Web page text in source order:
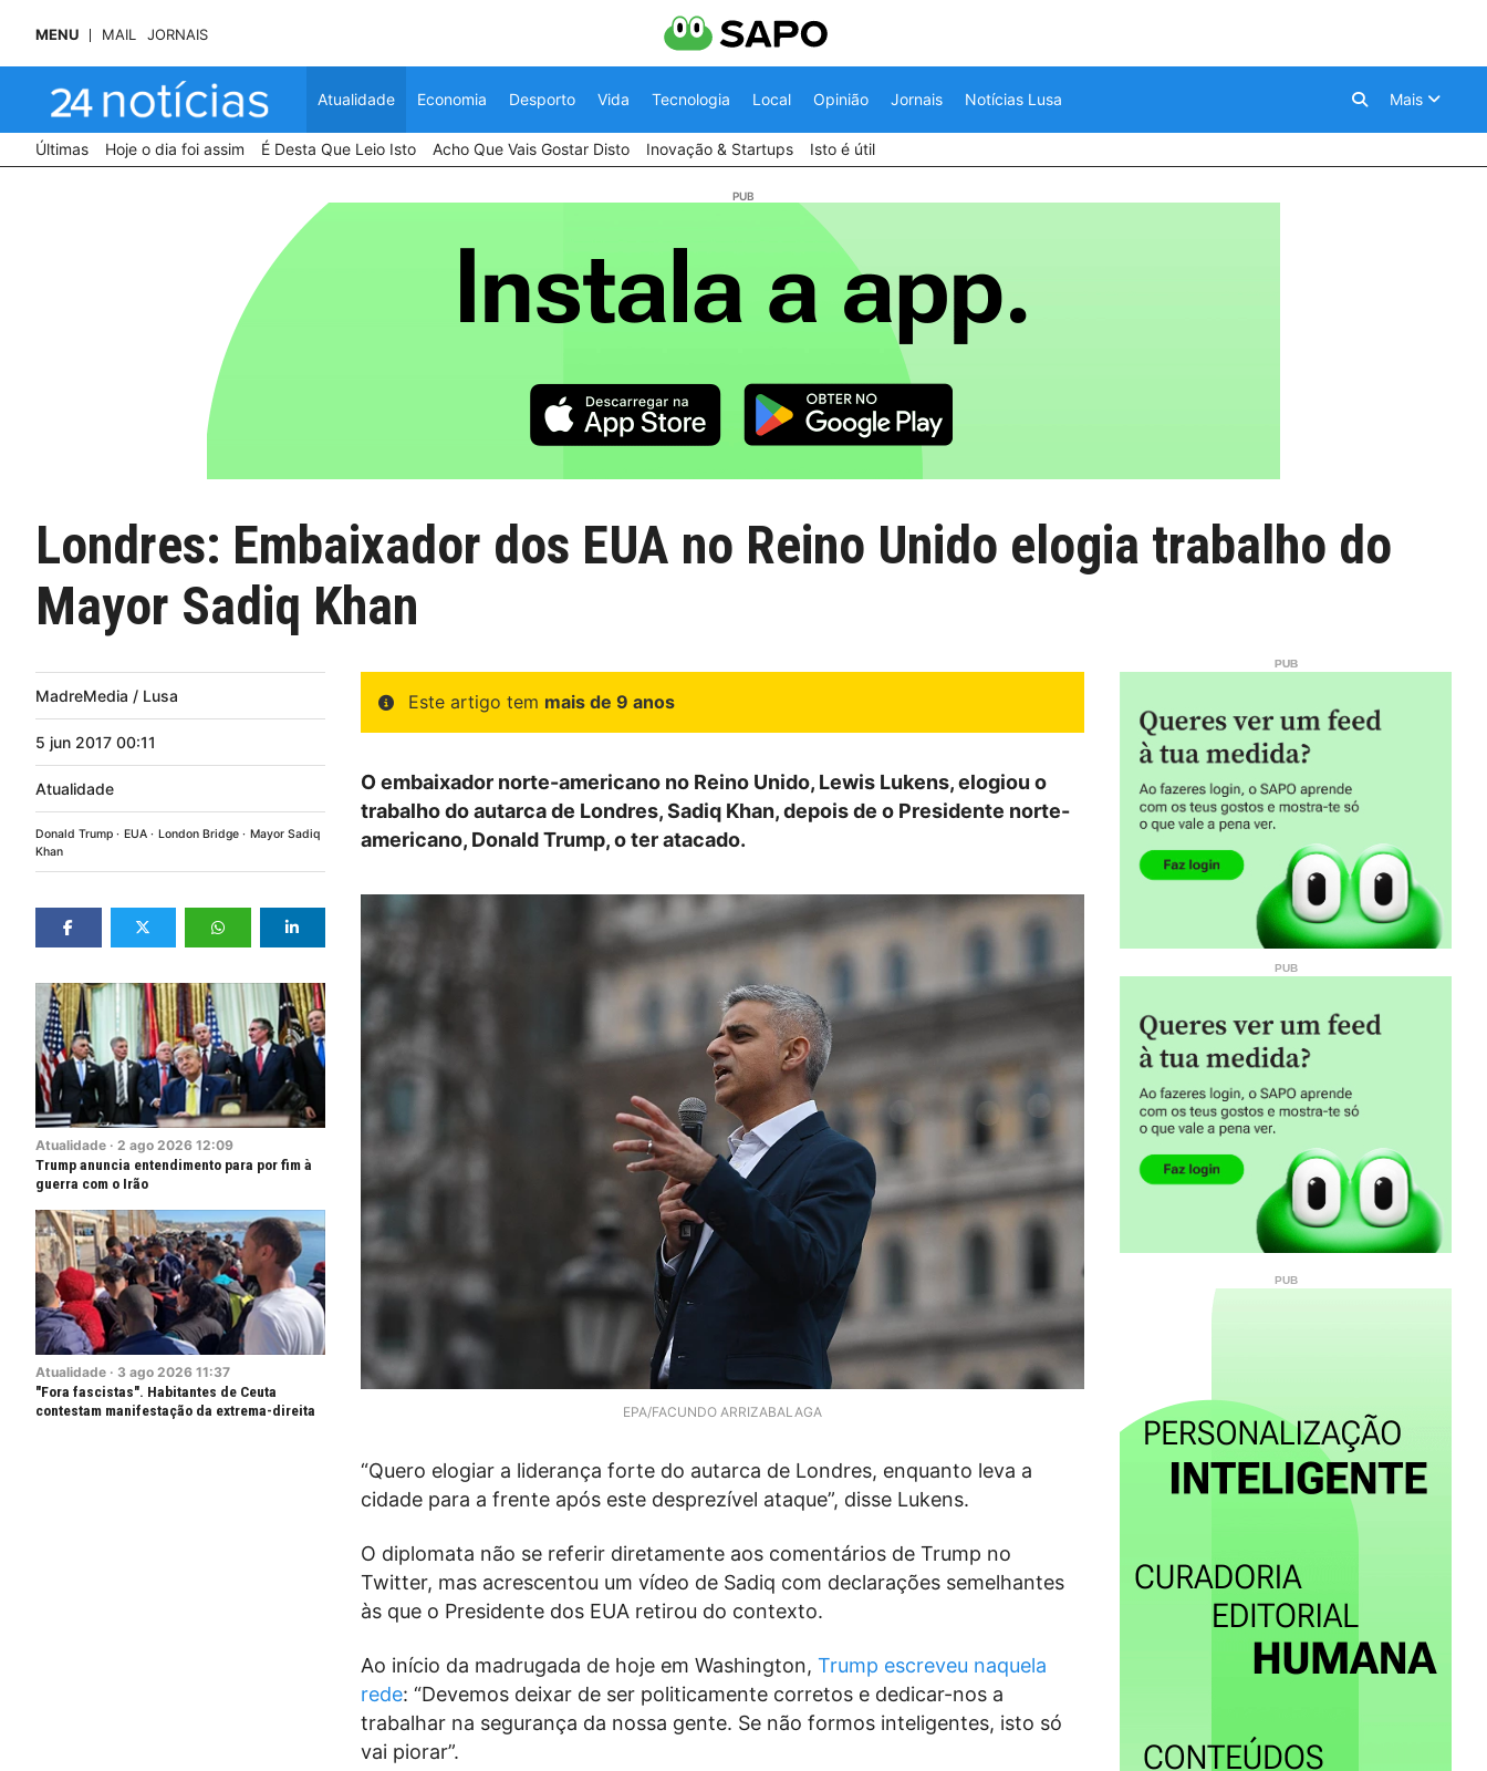
MENU MAIL JORNAIS
Atualidade Economia Desporto Vida Tecnologia Local Opinião Jornais Notícias Lusa Mais
Últimas Hoje o dia foi assim É Desta Que Leio Isto Acho Que Vais Gostar Disto Inovação & Startups Isto é útil
Londres: Embaixador dos EUA no Reino Unido elogia trabalho do
Mayor Sadiq Khan
MadreMedia / Lusa
5 jun 2017 00:11
Atualidade
Donald Trump EUA London Bridge
Mayor Sadiq
Khan
Atualidade · 2 ago 2026 12:09
Trump anuncia entendimento para por fim à
guerra com o Irão
Atualidade · 3 ago 2026 11:37
"Fora fascistas". Habitantes de Ceuta
contestam manifestação da extrema-direita
Este artigo tem mais de 9 anos
O embaixador norte-americano no Reino Unido, Lewis Lukens, elogiou o
trabalho do autarca de Londres, Sadiq Khan, depois de o Presidente norte-
americano, Donald Trump, o ter atacado.
EPA/FACUNDO ARRIZABALAGA
“Quero elogiar a liderança forte do autarca de Londres, enquanto leva a
cidade para a frente após este desprezível ataque”, disse Lukens.
O diplomata não se referir diretamente aos comentários de Trump no
Twitter, mas acrescentou um vídeo de Sadiq com declarações semelhantes
às que o Presidente dos EUA retirou do contexto.
Ao início da madrugada de hoje em Washington, Trump escreveu naquela
rede: “Devemos deixar de ser politicamente corretos e dedicar-nos a
trabalhar na segurança da nossa gente. Se não formos inteligentes, isto só
vai piorar”.